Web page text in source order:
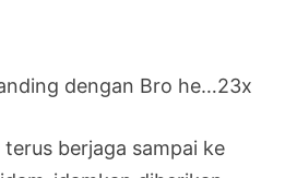
dengan Bro he…23x
berjaga sampai ke